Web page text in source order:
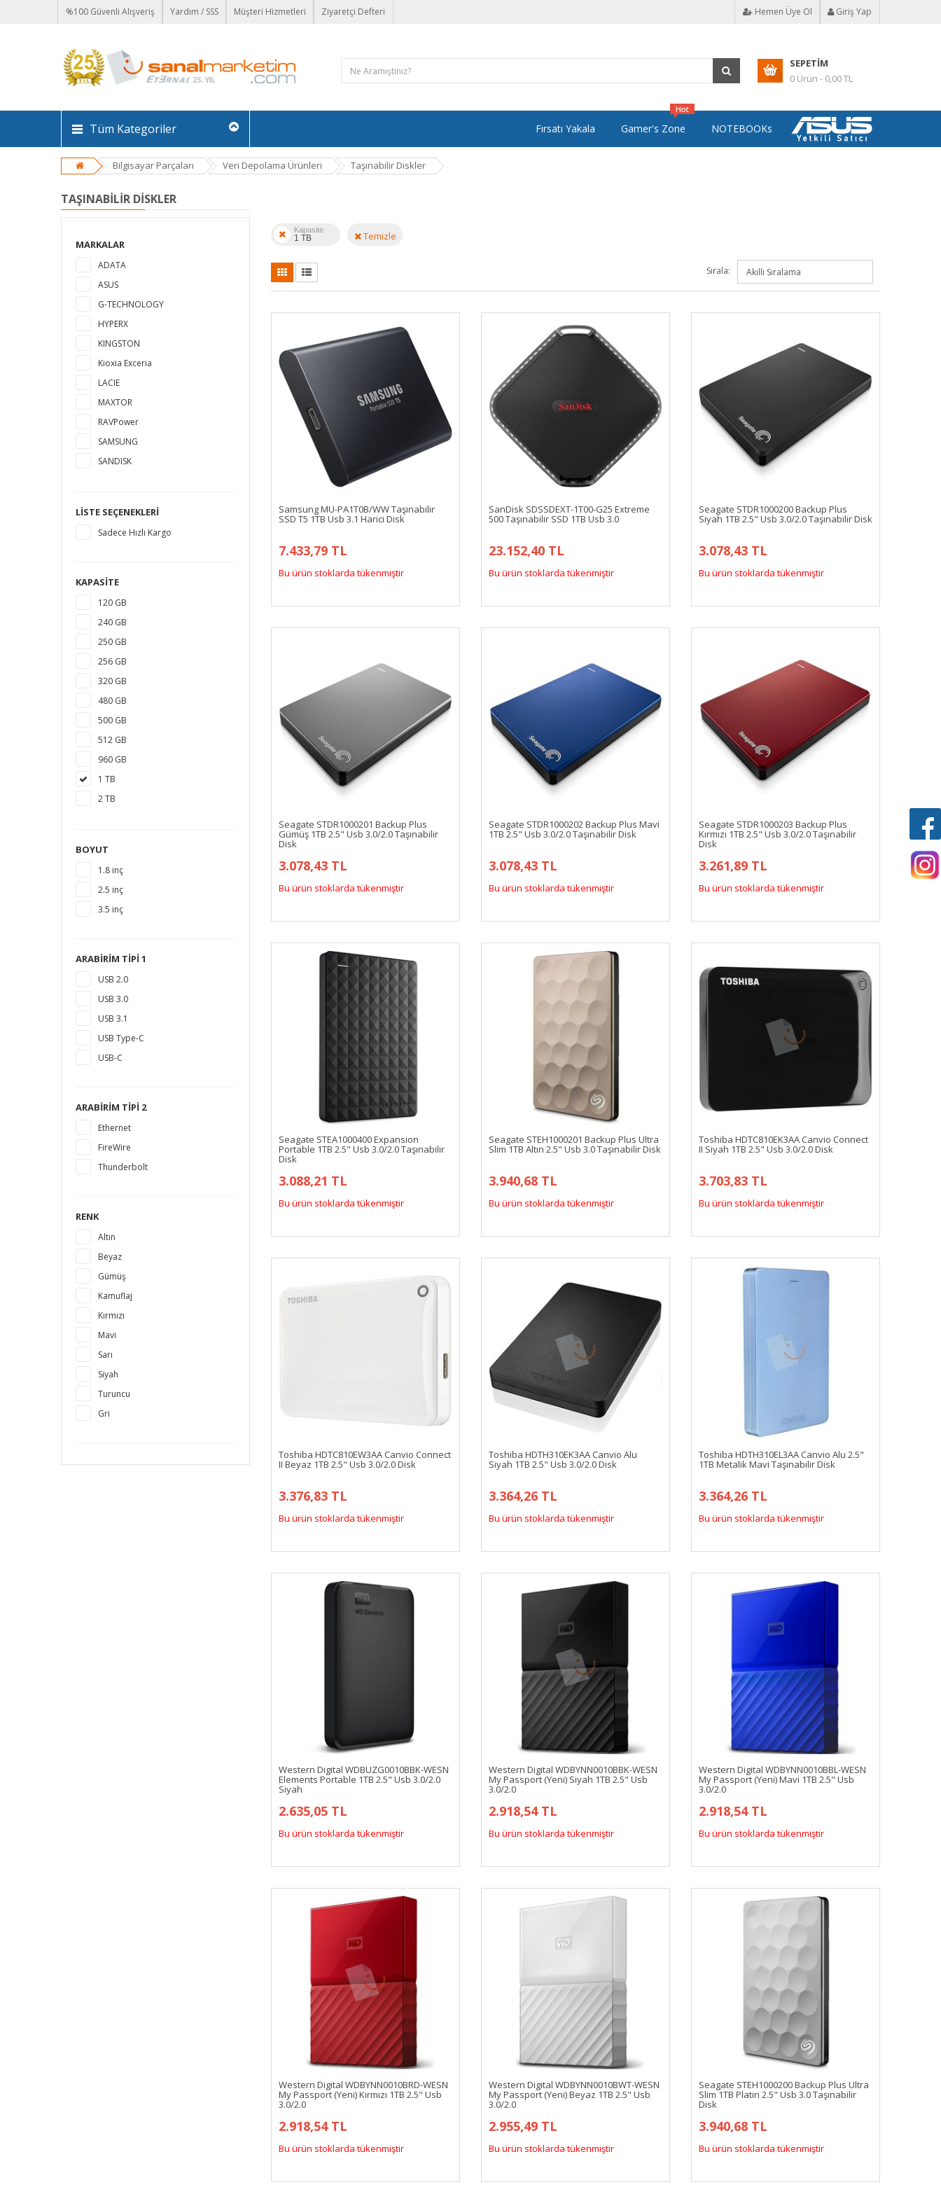
%100 Güvenli Alışveriş Yardım / SSS Müşteri Hizmetleri Ziyaretçi Defteri Hemen Üye Ol Giriş Yap
SEPETIM
0 Ürün - 0,00 TL
Tüm Kategoriler Fırsatı Yakala Gamer's Zone NOTEBOOKs
Bilgisayar Parçaları Veri Depolama Ürünleri Taşınabilir Diskler
TAŞINABILIR DISKLER
MARKALAR
ADATA
ASUS
G-TECHNOLOGY
HYPERX
KINGSTON
Kioxia Exceria
LACIE
MAXTOR
RAVPower
SAMSUNG
SANDISK
WESTERN DIGITAL
LISTE SEÇENEKLERI
Sadece Hızlı Kargo
KAPASITE
120 GB
240 GB
250 GB
256 GB
320 GB
480 GB
500 GB
512 GB
960 GB
1 TB
2 TB
6 TB
8 TB
10 TB
16 TB
18 TB
1,5 TB
14 TB
BOYUT
1.8 inç
2.5 inç
3.5 inç
ARABIRIM TIPI 1
USB 2.0
USB 3.0
USB 3.1
USB Type-C
USB-C
ARABIRIM TIPI 2
Ethernet
FireWire
Thunderbolt
RENK
Altın
Beyaz
Gümüş
Kamuflaj
Kırmızı
Mavi
Sarı
Siyah
Turuncu
Gri
Kapasite
1 TB Temizle
Sırala:
Samsung MU-PA1T0B/WW Taşınabilir
SSD T5 1TB Usb 3.1 Harici Disk
7.433,79 TL
Bu ürün stoklarda tükenmiştir
SanDisk SDSSDEXT-1T00-G25 Extreme
500 Taşınabilir SSD 1TB Usb 3.0
23.152,40 TL
Bu ürün stoklarda tükenmiştir
Seagate STDR1000200 Backup Plus
Siyah 1TB 2.5" Usb 3.0/2.0 Taşınabilir Disk
3.078,43 TL
Bu ürün stoklarda tükenmiştir
Seagate STDR1000201 Backup Plus
Gümüş 1TB 2.5" Usb 3.0/2.0 Taşınabilir
Disk
3.078,43 TL
Bu ürün stoklarda tükenmiştir
Seagate STDR1000202 Backup Plus Mavi
1TB 2.5" Usb 3.0/2.0 Taşınabilir Disk
3.078,43 TL
Bu ürün stoklarda tükenmiştir
Seagate STDR1000203 Backup Plus
Kırmızı 1TB 2.5" Usb 3.0/2.0 Taşınabilir
Disk
3.261,89 TL
Bu ürün stoklarda tükenmiştir
Seagate STEA1000400 Expansion
Portable 1TB 2.5" Usb 3.0/2.0 Taşınabilir
Disk
3.088,21 TL
Bu ürün stoklarda tükenmiştir
Seagate STEH1000201 Backup Plus Ultra
Slim 1TB Altın 2.5" Usb 3.0 Taşınabilir Disk
3.940,68 TL
Bu ürün stoklarda tükenmiştir
Toshiba HDTC810EK3AA Canvio Connect
II Siyah 1TB 2.5" Usb 3.0/2.0 Disk
3.703,83 TL
Bu ürün stoklarda tükenmiştir
Toshiba HDTC810EW3AA Canvio Connect
II Beyaz 1TB 2.5" Usb 3.0/2.0 Disk
3.376,83 TL
Bu ürün stoklarda tükenmiştir
Toshiba HDTH310EK3AA Canvio Alu
Siyah 1TB 2.5" Usb 3.0/2.0 Disk
3.364,26 TL
Bu ürün stoklarda tükenmiştir
Toshiba HDTH310EL3AA Canvio Alu 2.5"
1TB Metalik Mavi Taşınabilir Disk
3.364,26 TL
Bu ürün stoklarda tükenmiştir
Western Digital WDBUZG0010BBK-WESN
Elements Portable 1TB 2.5" Usb 3.0/2.0
Siyah
2.635,05 TL
Bu ürün stoklarda tükenmiştir
Western Digital WDBYNN0010BBK-WESN
My Passport (Yeni) Siyah 1TB 2.5" Usb
3.0/2.0
2.918,54 TL
Bu ürün stoklarda tükenmiştir
Western Digital WDBYNN0010BBL-WESN
My Passport (Yeni) Mavi 1TB 2.5" Usb
3.0/2.0
2.918,54 TL
Bu ürün stoklarda tükenmiştir
Western Digital WDBYNN0010BRD-WESN
My Passport (Yeni) Kırmızı 1TB 2.5" Usb
3.0/2.0
2.918,54 TL
Bu ürün stoklarda tükenmiştir
Western Digital WDBYNN0010BWT-WESN
My Passport (Yeni) Beyaz 1TB 2.5" Usb
3.0/2.0
2.955,49 TL
Bu ürün stoklarda tükenmiştir
Seagate STEH1000200 Backup Plus Ultra
Slim 1TB Platin 2.5" Usb 3.0 Taşınabilir
Disk
3.940,68 TL
Bu ürün stoklarda tükenmiştir